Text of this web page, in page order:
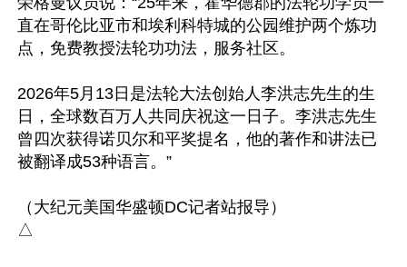
直在哥伦比亚市和埃利科特城的公园维护两个炼功
点，免费教授法轮功功法，服务社区。
2026年5月13日是法轮大法创始人李洪志先生的生
日，全球数百万人共同庆祝这一日子。李洪志先生
曾四次获得诺贝尔和平奖提名，他的著作和讲法已
被翻译成53种语言。”
（大纪元美国华盛顿DC记者站报导）